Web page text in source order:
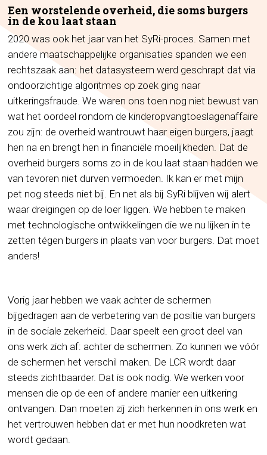
Een worstelende overheid, die soms burgers
in de kou laat staan
2020 was ook het jaar van het SyRi-proces. Samen met
andere maatschappelijke organisaties spanden we een
rechtszaak aan: het datasysteem werd geschrapt dat via
ondoorzichtige algoritmes op zoek ging naar
uitkeringsfraude. We waren ons toen nog niet bewust van
wat het oordeel rondom de kinderopvangtoeslagenaffaire
zou zijn: de overheid wantrouwt haar eigen burgers, jaagt
hen na en brengt hen in financiële moeilijkheden. Dat de
overheid burgers soms zo in de kou laat staan hadden we
van tevoren niet durven vermoeden. Ik kan er met mijn
pet nog steeds niet bij. En net als bij SyRi blijven wij alert
waar dreigingen op de loer liggen. We hebben te maken
met technologische ontwikkelingen die we nu lijken in te
zetten tégen burgers in plaats van voor burgers. Dat moet
anders!
Vorig jaar hebben we vaak achter de schermen
bijgedragen aan de verbetering van de positie van burgers
in de sociale zekerheid. Daar speelt een groot deel van
ons werk zich af: achter de schermen. Zo kunnen we vóór
de schermen het verschil maken. De LCR wordt daar
steeds zichtbaarder. Dat is ook nodig. We werken voor
mensen die op de een of andere manier een uitkering
ontvangen. Dan moeten zij zich herkennen in ons werk en
het vertrouwen hebben dat er met hun noodkreten wat
wordt gedaan.